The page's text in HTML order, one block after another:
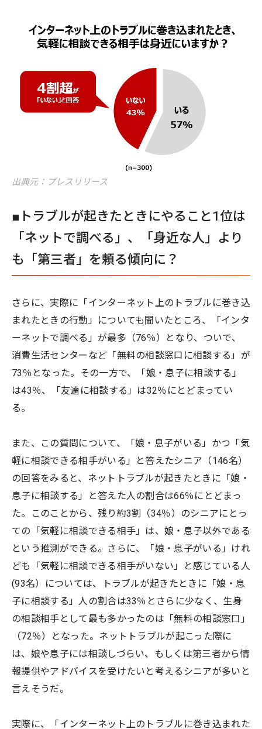
出典元：プレスリリース
■トラブルが起きたときにやること1位は
「ネットで調べる」、「身近な人」より
も「第三者」を頼る傾向に？
さらに、実際に「インターネット上のトラブルに巻き込
まれたときの行動」についても聞いたところ、「インタ
ーネットで調べる」が最多（76％）となり、ついで、
消費生活センターなど「無料の相談窓口に相談する」が
73％となった。その一方で、「娘・息子に相談する」
は43％、「友達に相談する」は32％にとどまってい
る。
また、この質問について、「娘・息子がいる」かつ「気
軽に相談できる相手がいる」と答えたシニア（146名）
の回答をみると、ネットトラブルが起きたときに「娘・
息子に相談する」と答えた人の割合は66％にとどまっ
た。このことから、残り約3割（34％）のシニアにとっ
ての「気軽に相談できる相手」は、娘・息子以外である
という推測ができる。さらに、「娘・息子がいる」けれ
ども「気軽に相談できる相手がいない」と感じている人
(93名）については、トラブルが起きたときに「娘・息
子に相談する」人の割合は33％とさらに少なく、生身
の相談相手として最も多かったのは「無料の相談窓口」
（72％）となった。ネットトラブルが起こった際に
は、娘や息子には相談しづらい、もしくは第三者から情
報提供やアドバイスを受けたいと考えるシニアが多いと
言えそうだ。
実際に、「インターネット上のトラブルに巻き込まれた